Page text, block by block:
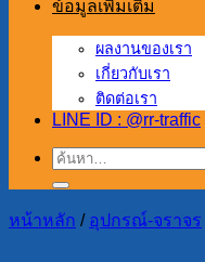
ข้อมูลเพิ่มเติม
ผลงานของเรา
เกี่ยวกับเรา
ติดต่อเรา
LINE ID : @rr-traffic
ค้นหา:
หน้าหลัก / อุปกรณ์-จราจร